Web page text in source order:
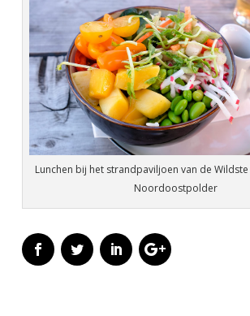
Lunchen bij het strandpaviljoen van de
Noordoostpolder